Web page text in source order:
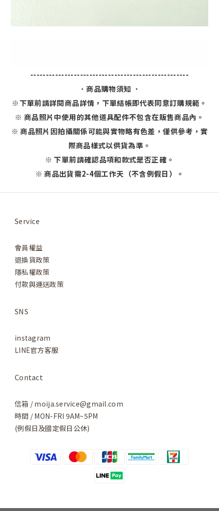
---------------------------------------------------
．商品購物須知 ．
※下單前請詳閱商品詳情，下單結帳即代表同意訂購規範。
※ 商品照片中使用的其他道具配件不包含在販售商品內。
※ 商品照片因拍攝關係可能與實物略有色差，僅供參考，實
際商品樣式以供貨為準。
※ 下單前請確認品項和款式是否正確。
※ 商品出貨需2-4個工作天（不含例假日）。
Service
會員權益
退換貨政策
隱私權政策
付款與運送政策
SNS
instagram
LINE官方客服
Contact
信箱 / moija.service@gmail.com
時間 / MON-FRI 9AM~5PM
(例假日及國定假日公休)